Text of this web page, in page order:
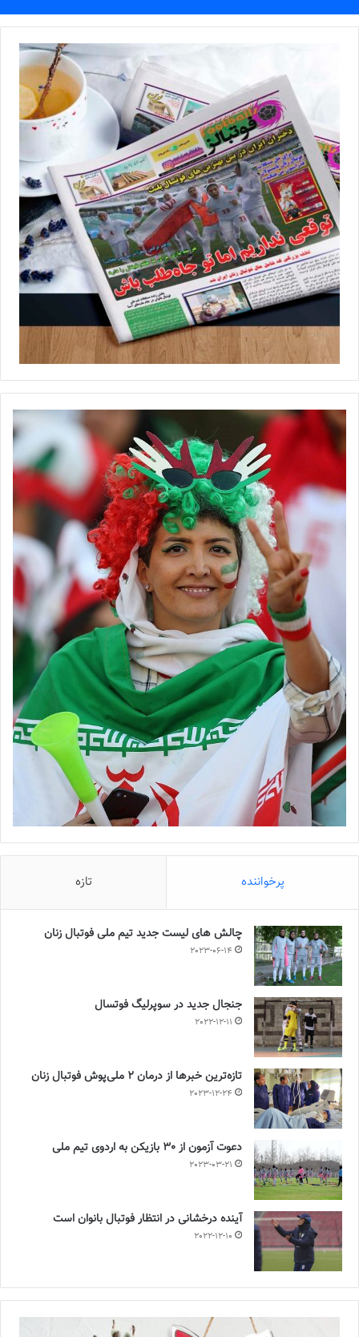
پرخواننده تازه
چالش هاى ليست جدید تيم ملى فوتبال زنان
2023-06-14
جنجال جدید در سوپرلیگ فوتسال
2022-12-11
تازه‌ترین خبرها از درمان ۲ ملی‌پوش فوتبال زنان
2023-12-24
دعوت آزمون از 30 بازیکن به اردوی تیم ملی
2023-03-21
آینده درخشانی در انتظار فوتبال بانوان است
2022-12-10